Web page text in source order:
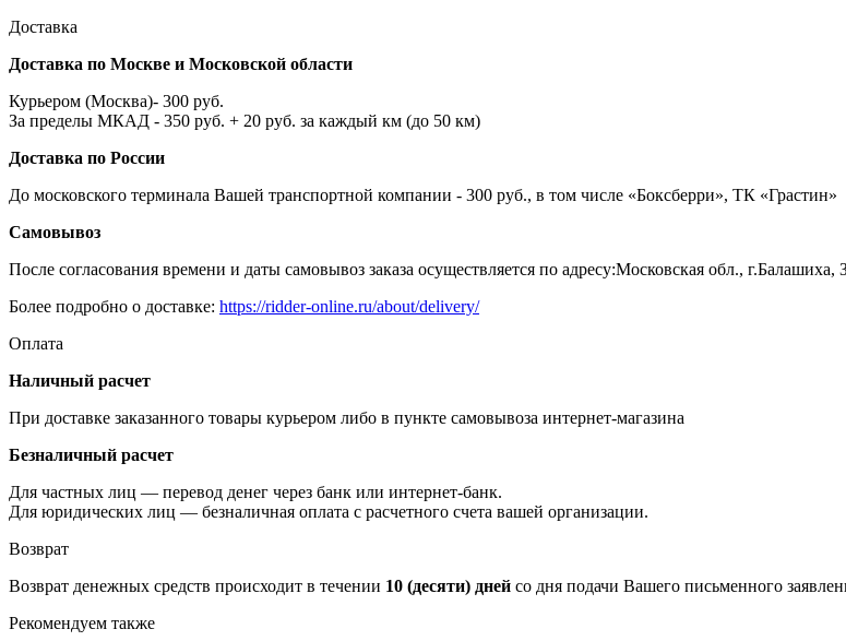
Доставка
Доставка по Москве и Московской области
Курьером (Москва)- 300 руб.
За пределы МКАД - 350 руб. + 20 руб. за каждый км (до 50 км)
Доставка по России
До московского терминала Вашей транспортной компании - 300 руб., в том числе «Боксберри», ТК «Грастин»
Самовывоз
После согласования времени и даты самовывоз заказа осуществляется по адресу:Московская обл.,
Более подробно о доставке: https://ridder-online.ru/about/delivery/
Оплата
Наличный расчет
При доставке заказанного товары курьером либо в пункте самовывоза интернет-магазина
Безналичный расчет
Для частных лиц — перевод денег через банк или интернет-банк.
Для юридических лиц — безналичная оплата с расчетного счета вашей организации.
Возврат
Возврат денежных средств происходит в течении 10 (десяти) дней со дня подачи Вашего письменного
Рекомендуем также